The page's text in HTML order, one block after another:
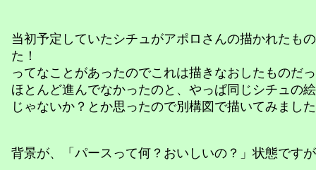
当初予定していたシチュがアポロさんの描かれたも
た！
ってなことがあったのでこれは描きなおしたものだ
ほとんど進んでなかったのと、やっぱ同じシチュの
じゃないか？とか思ったので別構図で描いてみまし
背景が、「パースって何？おいしいの？」状態です